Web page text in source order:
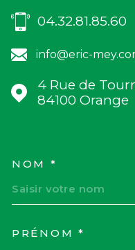
04.32.81.85.60
info@eric-
4 Rue de
84100
Orange
NOM *
PRÉNOM *